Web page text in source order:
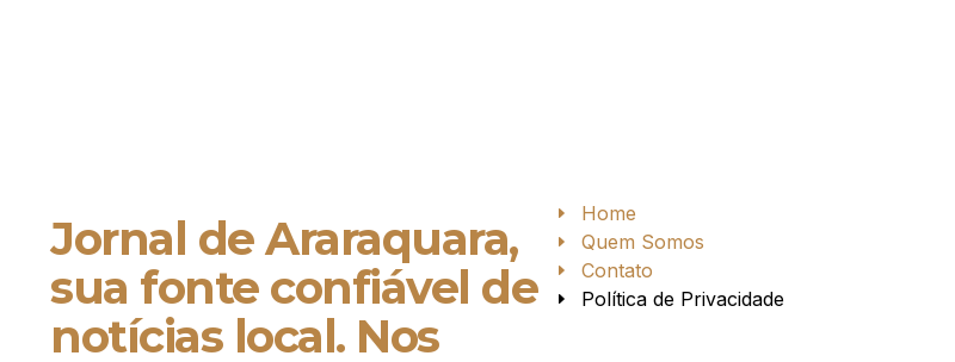
Jornal de Araraquara,
sua fonte confiável de
notícias local. Nos
Home
Quem Somos
Contato
Política de Privacidade